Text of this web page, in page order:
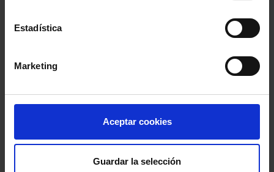
Estadística
Marketing
Aceptar cookies
Guardar la selección
Blogs
Revista Abogacía Española
Ahora también online